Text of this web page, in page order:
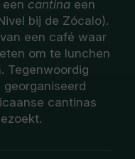
cantina een
bij de Zócalo).
een café waar
om te lunchen
Tegenwoordig
cantinas